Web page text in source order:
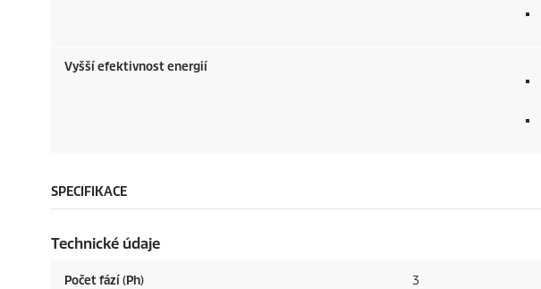
Vyšší efektivnost energií
SPECIFIKACE
Technické údaje
Počet fází (Ph) 3